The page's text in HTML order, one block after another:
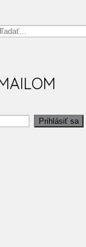
Prihlásiť sa